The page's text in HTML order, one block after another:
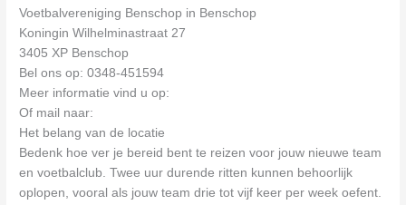
Voetbalvereniging Benschop in Benschop
Koningin Wilhelminastraat 27
3405 XP Benschop
Bel ons op: 0348-451594
Meer informatie vind u op:
Of mail naar:
Het belang van de locatie
Bedenk hoe ver je bereid bent te reizen voor jouw nieuwe team
en voetbalclub. Twee uur durende ritten kunnen behoorlijk
oplopen, vooral als jouw team drie tot vijf keer per week oefent.